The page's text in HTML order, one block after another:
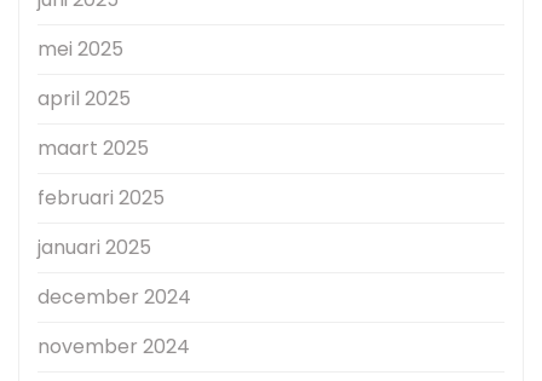
mei 2025
april 2025
maart 2025
februari 2025
januari 2025
december 2024
november 2024